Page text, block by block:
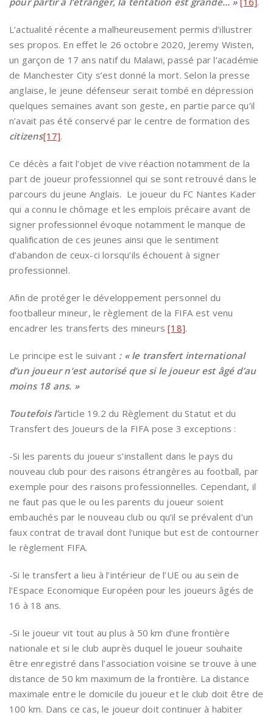
L’actualité récente a malheureusement permis d’illustrer
ses propos. En effet le 26 octobre 2020, Jeremy Wisten,
un garçon de 17 ans natif du Malawi, passé par l’académie
de Manchester City s’est donné la mort. Selon la presse
anglaise, le jeune défenseur serait tombé en dépression
quelques semaines avant son geste, en partie parce qu’il
n’avait pas été conservé par le centre de formation des
citizens[17].
Ce décès a fait l’objet de vive réaction notamment de la
part de joueur professionnel qui se sont retrouvé dans le
parcours du jeune Anglais. Le joueur du FC Nantes Kader
qui a connu le chômage et les emplois précaire avant de
signer professionnel évoque notamment le manque de
qualification de ces jeunes ainsi que le sentiment
d’abandon de ceux-ci lorsqu’ils échouent à signer
professionnel.
Afin de protéger le développement personnel du
footballeur mineur, le règlement de la FIFA est venu
encadrer les transferts des mineurs[18].
Le principe est le suivant : « le transfert international
d’un joueur n’est autorisé que si le joueur est âgé d’au
moins 18 ans. »
Toutefois l’article 19.2 du Règlement du Statut et du
Transfert des Joueurs de la FIFA pose 3 exceptions :
-Si les parents du joueur s’installent dans le pays du
nouveau club pour des raisons étrangères au football, par
exemple pour des raisons professionnelles. Cependant, il
ne faut pas que le ou les parents du joueur soient
embauchés par le nouveau club ou qu’il se prévalent d’un
faux contrat de travail dont l’unique but est de contourner
le règlement FIFA.
-Si le transfert a lieu à l’intérieur de l’UE ou au sein de
l’Espace Economique Européen pour les joueurs âgés de
16 à 18 ans.
-Si le joueur vit tout au plus à 50 km d’une frontière
nationale et si le club auprès duquel le joueur souhaite
être enregistré dans l’association voisine se trouve à une
distance de 50 km maximum de la frontière. La distance
maximale entre le domicile du joueur et le club doit être de
100 km. Dans ce cas, le joueur doit continuer à habiter